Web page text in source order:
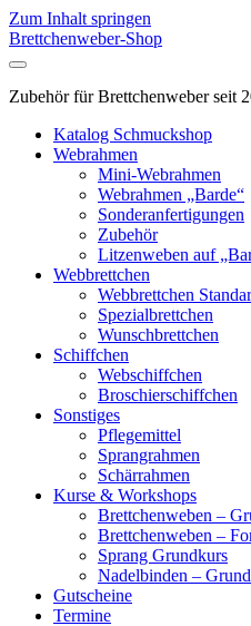
Zum Inhalt springen
Brettchenweber-Shop
Zubehör für Brettchenweber seit
Katalog Schmuckshop
Webrahmen
Mini-Webrahmen
Webrahmen „Barde“
Sonderanfertigungen
Zubehör
Litzenweben auf
Webbrettchen
Webbrettchen
Spezialbrettchen
Wunschbrettchen
Schiffchen
Webschiffchen
Broschierschiffchen
Sonstiges
Pflegemittel
Sprangrahmen
Schärrahmen
Kurse & Workshops
Brettchenweben –
Brettchenweben –
Sprang Grundkurs
Nadelbinden –
Gutscheine
Termine